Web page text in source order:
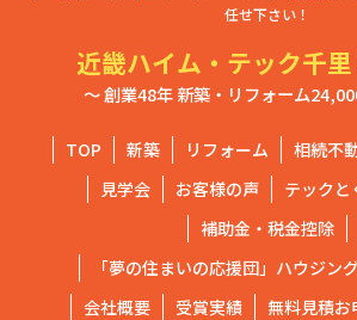
任せ下さい！
近畿ハイム・テック千
～ 創業48年 新築・リフォーム
TOP 新築 リフォーム 相続不
見学会
お客様の声
テックと
補助金・税金控除
「夢の住まいの応援団」ハウジン
会社概要
受賞実績
無料見積お